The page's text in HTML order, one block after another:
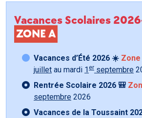
Vacances Scolaires
ZONE A
Vacances d’Été 2026 ☀️ Zone
juillet au mardi 1 er septembre
Rentrée Scolaire 2026 🎒
septembre 2026
Vacances de la Toussaint